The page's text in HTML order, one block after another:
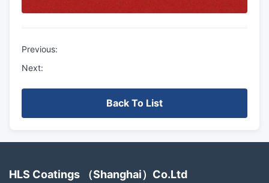
Previous:
Next:
Back To List
HLS Coatings （Shanghai）Co.Ltd